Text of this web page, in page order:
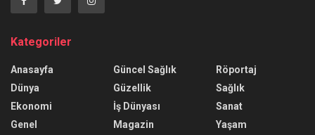
Kategoriler
Anasayfa
Dünya
Ekonomi
Genel
Güncel Sağlık
Güzellik
İş Dünyası
Magazin
Röportaj
Sağlık
Sanat
Yaşam